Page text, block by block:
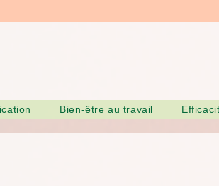
Bien-être au travail